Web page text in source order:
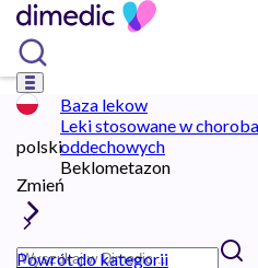
polski
Zmień
Baza lekow
Leki stosowane w
oddechowych
Beklometazon
Powrót do kategorii